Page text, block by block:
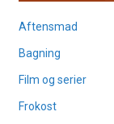
Aftensmad
Bagning
Film og serier
Frokost